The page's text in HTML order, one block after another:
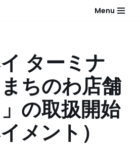
Menu
ターミナ
ちのわ店舗
の取扱開始
メント）